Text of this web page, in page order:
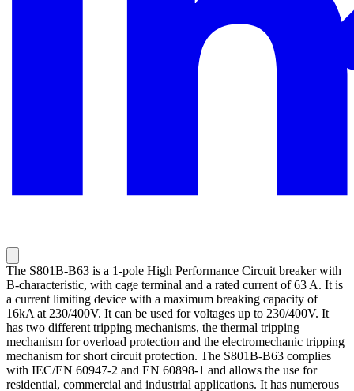
The S801B-B63 is a 1-pole High Performance Circuit breaker with
B-characteristic, with cage terminal and a rated current of 63 A. It is
a current limiting device with a maximum breaking capacity of
16kA at 230/400V. It can be used for voltages up to 230/400V. It
has two different tripping mechanisms, the thermal tripping
mechanism for overload protection and the electromechanic tripping
mechanism for short circuit protection. The S801B-B63 complies
with IEC/EN 60947-2 and EN 60898-1 and allows the use for
residential, commercial and industrial applications. It has numerous